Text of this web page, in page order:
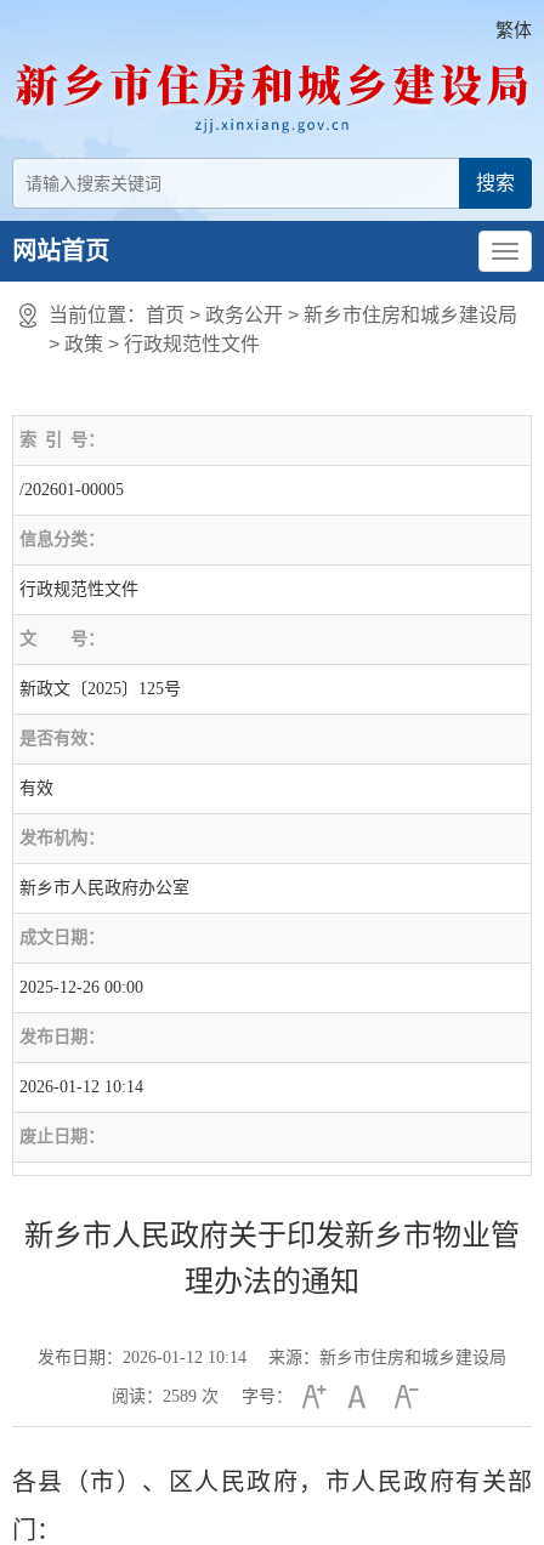
繁体
网站首页
当前位置： 首页 > 政务公开 > 新乡市住房和城乡建设局
> 政策 > 行政规范性文件
索 引 号：
/202601-00005
信息分类：
行政规范性文件
文 号：
新政文〔2025〕125号
是否有效：
有效
发布机构：
新乡市人民政府办公室
成文日期：
2025-12-26 00:00
发布日期：
2026-01-12 10:14
废止日期：
新乡市人民政府关于印发新乡市物业管
理办法的通知
发布日期：2026-01-12 10:14 来源：新乡市住房和城乡建设局
阅读： 2589次 字号：
各县（市）、区人民政府，市人民政府有关部
门：